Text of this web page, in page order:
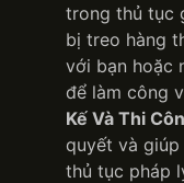
trong thủ tục
bị treo hàng
với bạn hoặc
để làm công
Kế Và Thi
quyết và
thủ tục pháp